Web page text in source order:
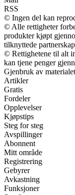
RSS
© Ingen del kan
© Alle rettigheter
produkter kjøpt
tilknyttede
© Rettighetene til alt
kan tjene penger
Gjenbruk av
Artikler
Gratis
Fordeler
Opplevelser
Kjøpstips
Steg for steg
Avspillinger
Abonnent
Mitt område
Registrering
Gebyrer
Avkastning
Funksjoner